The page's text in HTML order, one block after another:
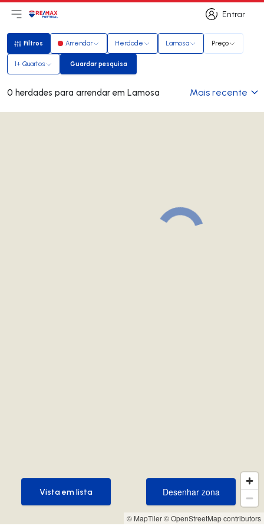
Entrar
Entrar
Abri menu principal
LogoIr para página inicial
Filtros
Filtros Arrendar Herdade Lamosa Preço
1+ Quartos Guardar pesquisa
Guardar pesquisa
0 herdades para arrendar em Lamosa Mais recente
© MapTiler© OpenStreetMap contributors
Desenhar zona
Desenhar zona
Vista em lista
Vista em lista